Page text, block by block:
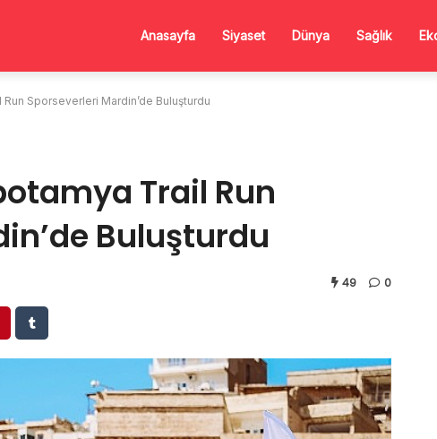
Anasayfa Siyaset Dünya Sağlık
Sporseverleri Mardin’de Buluşturdu
Trail Run
Buluşturdu
49 0